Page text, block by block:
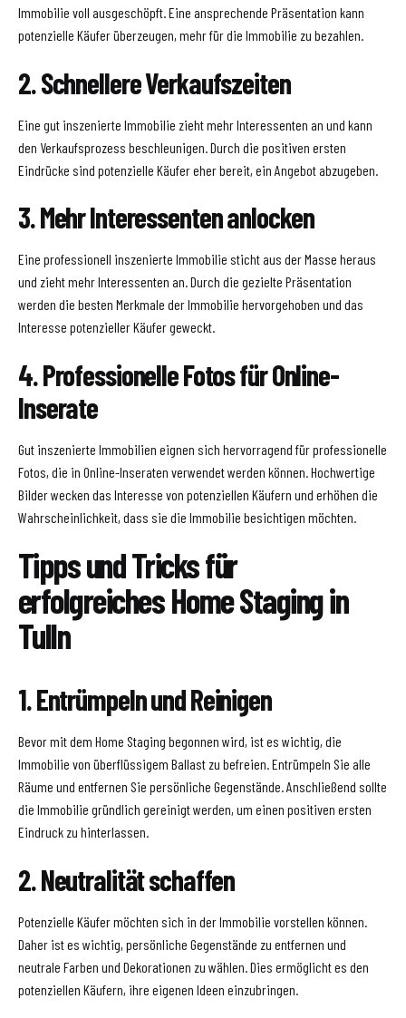
Immobilie voll ausgeschöpft. Eine ansprechende Präsentation kann
potenzielle Käufer überzeugen, mehr für die Immobilie zu bezahlen.
2. Schnellere Verkaufszeiten
Eine gut inszenierte Immobilie zieht mehr Interessenten an und kann
den Verkaufsprozess beschleunigen. Durch die positiven ersten
Eindrücke sind potenzielle Käufer eher bereit, ein Angebot abzugeben.
3. Mehr Interessenten anlocken
Eine professionell inszenierte Immobilie sticht aus der Masse heraus
und zieht mehr Interessenten an. Durch die gezielte Präsentation
werden die besten Merkmale der Immobilie hervorgehoben und das
Interesse potenzieller Käufer geweckt.
4. Professionelle Fotos für Online-
Inserate
Gut inszenierte Immobilien eignen sich hervorragend für professionelle
Fotos, die in Online-Inseraten verwendet werden können. Hochwertige
Bilder wecken das Interesse von potenziellen Käufern und erhöhen die
Wahrscheinlichkeit, dass sie die Immobilie besichtigen möchten.
Tipps und Tricks für
erfolgreiches Home Staging in
Tulln
1. Entrümpeln und Reinigen
Bevor mit dem Home Staging begonnen wird, ist es wichtig, die
Immobilie von überflüssigem Ballast zu befreien. Entrümpeln Sie alle
Räume und entfernen Sie persönliche Gegenstände. Anschließend sollte
die Immobilie gründlich gereinigt werden, um einen positiven ersten
Eindruck zu hinterlassen.
2. Neutralität schaffen
Potenzielle Käufer möchten sich in der Immobilie vorstellen können.
Daher ist es wichtig, persönliche Gegenstände zu entfernen und
neutrale Farben und Dekorationen zu wählen. Dies ermöglicht es den
potenziellen Käufern, ihre eigenen Ideen einzubringen.